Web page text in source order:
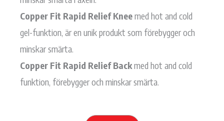
Copper Fit Rapid Relief Kneemed hot and cold
gel-funktion, är en unik produkt som förebygger och
minskar smärta.
Copper Fit Rapid Relief Backmed hot and cold
funktion, förebygger och minskar smärta.